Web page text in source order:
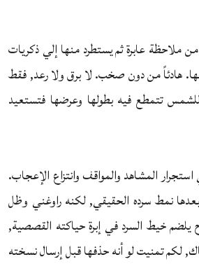
عابرة ثم يستطرد منها إلي ذكريات
هادئاً من دون صخب. لا برق ولا رعد, فقط
تتمطع فيه بطولها وعرضها فتستعيد
المشاهد والمواقف وانتزاع الإعجاب.
نمط سرده الحقيقي, لكنه راوغني وظل
خيط السرد في إبرة حياكته القصصية,
تمنيت لو أنه حذفها قبل إرسال نسخته